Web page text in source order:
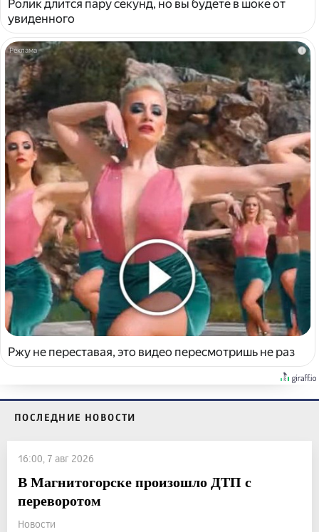
Ролик длится пару секунд, но вы будете в шоке от
увиденного
i
Ржу не переставая, это видео пересмотришь не раз
ПОСЛЕДНИЕ НОВОСТИ
16:00, 7 авг 2026
В Магнитогорске произошло ДТП с
переворотом
Новости